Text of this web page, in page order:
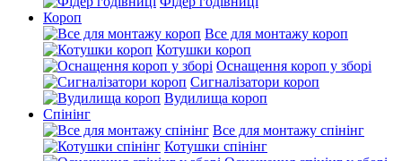
Короп
Все для монтажу короп
Котушки короп
Оснащення короп у зборі
Сигналізатори короп
Вудилища короп
Спінінг
Все для монтажу спінінг
Котушки спінінг